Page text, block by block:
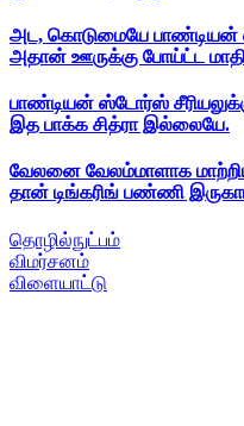
அட, கொடுமையே பாண்டியன்
அதான் ஊருக்கு போய்ட்ட
பாண்டியன் ஸ்டோர்ஸ்
இத பாக்க சித்ரா இல்லையே.
வேலனை வேலம்மாளாக
தான் டிங்கரிங் பண்ணி
தொழில்நுட்பம்
விமர்சனம்
விளையாட்டு